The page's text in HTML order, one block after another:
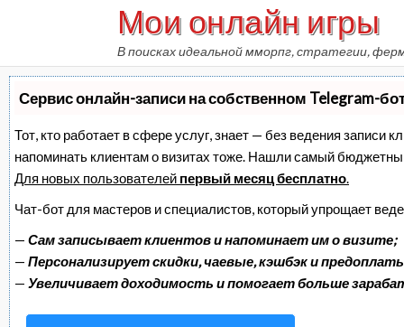
Мои онлайн игры
В поисках идеальной мморпг, стратегии,
Сервис онлайн-записи на собственном Telegram-
Тот, кто работает в сфере услуг, знает — без ведения записи
напоминать клиентам о визитах тоже. Нашли самый
Для новых пользователей первый месяц бесплатно.
Чат-бот для мастеров и специалистов, который упрощает
— Сам записывает клиентов и напоминает им о визите;
— Персонализирует скидки, чаевые, кэшбэк и
— Увеличивает доходимость и помогает больше